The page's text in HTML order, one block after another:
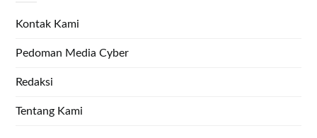
Kontak Kami
Pedoman Media Cyber
Redaksi
Tentang Kami